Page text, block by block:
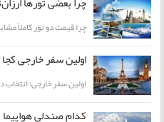
چرا قیمت دو تور کاملاً
اولین سفر خارجی
اولین سفر خارجی؛ انتخاب
کدام صندلی